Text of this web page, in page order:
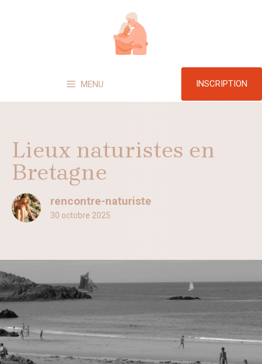
MENU INSCRIPTION
Lieux naturistes en
Bretagne
rencontre-naturiste
30 octobre 2025